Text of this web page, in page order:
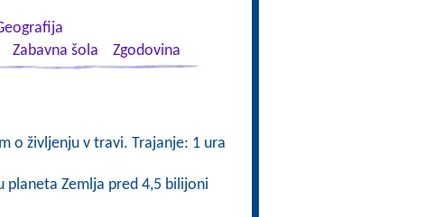
Zabavna šola Zgodovina
o življenju v travi. Trajanje: 1 ura
planeta Zemlja pred 4,5 bilijoni